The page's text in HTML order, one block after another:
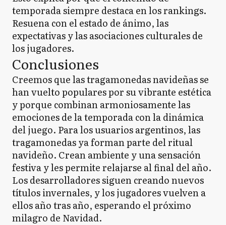
temporada siempre destaca en los rankings.
Resuena con el estado de ánimo, las
expectativas y las asociaciones culturales de
los jugadores.
Conclusiones
Creemos que las tragamonedas navideñas se
han vuelto populares por su vibrante estética
y porque combinan armoniosamente las
emociones de la temporada con la dinámica
del juego. Para los usuarios argentinos, las
tragamonedas ya forman parte del ritual
navideño. Crean ambiente y una sensación
festiva y les permite relajarse al final del año.
Los desarrolladores siguen creando nuevos
títulos invernales, y los jugadores vuelven a
ellos año tras año, esperando el próximo
milagro de Navidad.